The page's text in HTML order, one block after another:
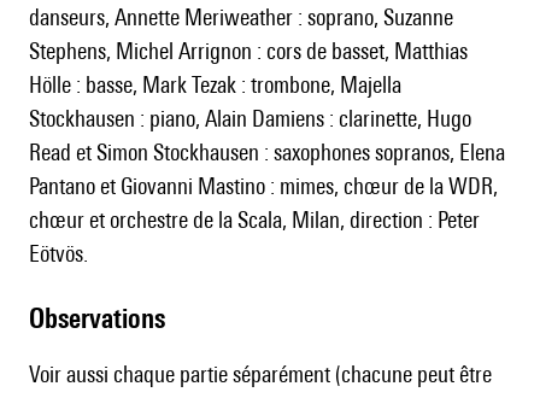
danseurs, Annette Meriweather : soprano, Suzanne
Stephens, Michel Arrignon : cors de basset, Matthias
Hölle : basse, Mark Tezak : trombone, Majella
Stockhausen : piano, Alain Damiens : clarinette, Hugo
Read et Simon Stockhausen : saxophones sopranos, Elena
Pantano et Giovanni Mastino : mimes, chœur de la WDR,
chœur et orchestre de la Scala, Milan, direction : Peter
Eötvös.
observations
Voir aussi chaque partie séparément (chacune peut être